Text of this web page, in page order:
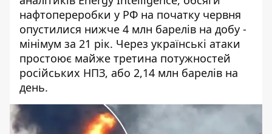
нафтопереробки у РФ на початку червня
опустилися нижче 4 млн барелів на добу -
мінімум за 21 рік. Через українські атаки
простоює майже третина потужностей
російських НПЗ, або 2,14 млн барелів на
день.